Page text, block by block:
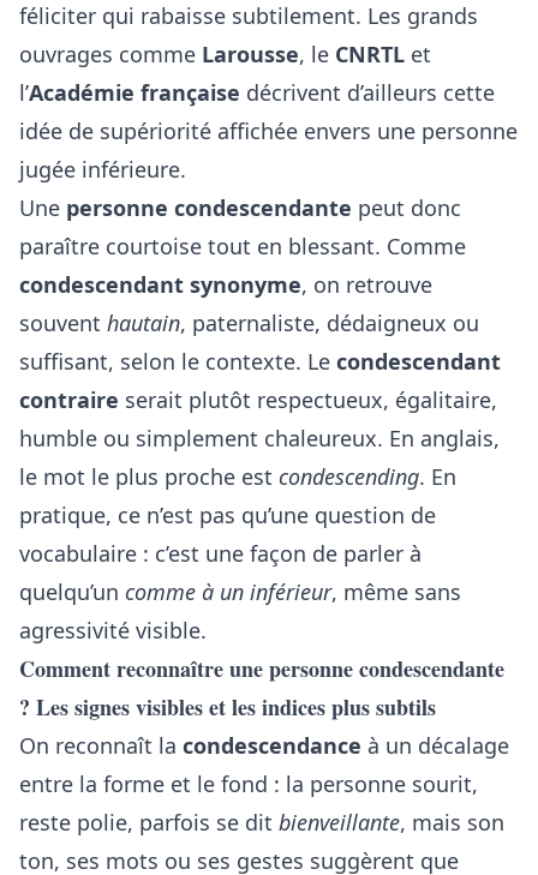
féliciter qui rabaisse subtilement. Les grands
ouvrages comme Larousse, le CNRTL et
l’Académie française décrivent d’ailleurs cette
idée de supériorité affichée envers une personne
jugée inférieure.
Une personne condescendante peut donc
paraître courtoise tout en blessant. Comme
condescendant synonyme, on retrouve
souvent hautain, paternaliste, dédaigneux ou
suffisant, selon le contexte. Le condescendant
contraire serait plutôt respectueux, égalitaire,
humble ou simplement chaleureux. En anglais,
le mot le plus proche est condescending. En
pratique, ce n’est pas qu’une question de
vocabulaire : c’est une façon de parler à
quelqu’un comme à un inférieur, même sans
agressivité visible.
Comment reconnaître une personne condescendante
? Les signes visibles et les indices plus subtils
On reconnaît la condescendance à un décalage
entre la forme et le fond : la personne sourit,
reste polie, parfois se dit bienveillante, mais son
ton, ses mots ou ses gestes suggèrent que